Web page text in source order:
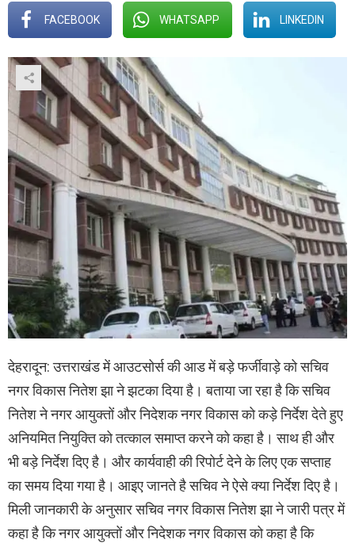
FACEBOOK WHATSAPP LINKEDIN
देहरादून: उत्तराखंड में आउटसोर्स की आड में बड़े फर्जीवाड़े को सचिव
नगर विकास नितेश झा ने झटका दिया है। बताया जा रहा है कि सचिव
नितेश ने नगर आयुक्तों और निदेशक नगर विकास को कड़े निर्देश देते हुए
अनियमित नियुक्ति को तत्काल समाप्त करने को कहा है। साथ ही और
भी बड़े निर्देश दिए है। और कार्यवाही की रिपोर्ट देने के लिए एक सप्ताह
का समय दिया गया है। आइए जानते है सचिव ने ऐसे क्या निर्देश दिए है।
मिली जानकारी के अनुसार सचिव नगर विकास नितेश झा ने जारी पत्र में
कहा है कि नगर आयुक्तों और निदेशक नगर विकास को कहा है कि